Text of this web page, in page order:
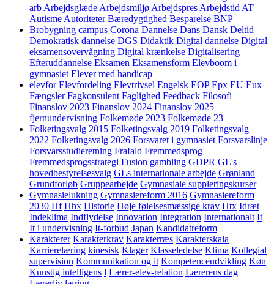
arb Arbejdsglæde Arbejdsmiljø Arbejdspres Arbejdstid AT
Autisme Autoriteter Bæredygtighed Besparelse BNP
Brobygning campus Corona Dannelse Dans Dansk Deltid
Demokratisk dannelse DGS Didaktik Digital dannelse Digital
eksamensovervågning Digital krænkelse Digitalisering
Efteruddannelse Eksamen Eksamensform Elevboom i
gymnasiet Elever med handicap
elevfor Elevfordeling Elevtrivsel Engelsk EOP Epx EU Eux
Fængsler Fagkonsulent Faglighed Feedback Filosofi
Finanslov 2023 Finanslov 2024 Finanslov 2025
fjernundervisning Folkemøde 2023 Folkemøde 23
Folketingsvalg 2015 Folketingsvalg 2019 Folketingsvalg
2022 Folketingsvalg 2026 Forsvaret i gymnasiet Forsvarslinje
Forsvarsstudieretning Frafald Fremmedsprog
Fremmedsprogsstrategi Fusion gambling GDPR GL's
hovedbestyrelsesvalg GLs internationale arbejde Grønland
Grundforløb Gruppearbejde Gymnasiale suppleringskurser
Gymnasielukning Gymnasiereform 2016 Gymnasiereform
2030 Hf Hhx Historie Høje følelsesmæssige krav Htx Idræt
Indeklima Indflydelse Innovation Integration Internationalt It
It i undervisning It-forbud Japan Kandidatreform
Karakterer Karakterkrav Karakterræs Karakterskala
Karrierelæring kinesisk Klager Klasseledelse Klima Kollegial
supervision Kommunikation og it Kompetenceudvikling Køn
Kunstig intelligens l Lærer-elev-relation Lærerens dag